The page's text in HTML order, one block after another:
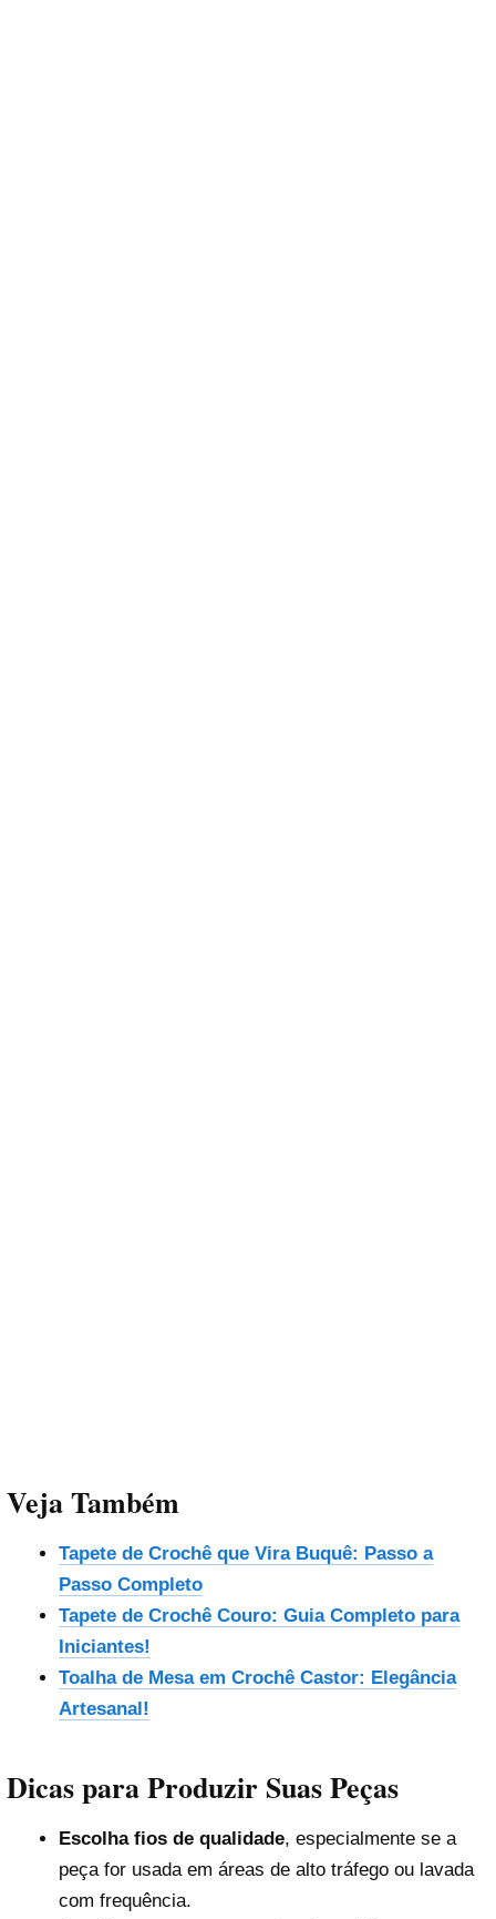
Veja Também
Tapete de Crochê que Vira Buquê: Passo a
Passo Completo
Tapete de Crochê Couro: Guia Completo para
Iniciantes!
Toalha de Mesa em Crochê Castor: Elegância
Artesanal!
Dicas para Produzir Suas Peças
Escolha fios de qualidade, especialmente se a
peça for usada em áreas de alto tráfego ou lavada
com frequência.